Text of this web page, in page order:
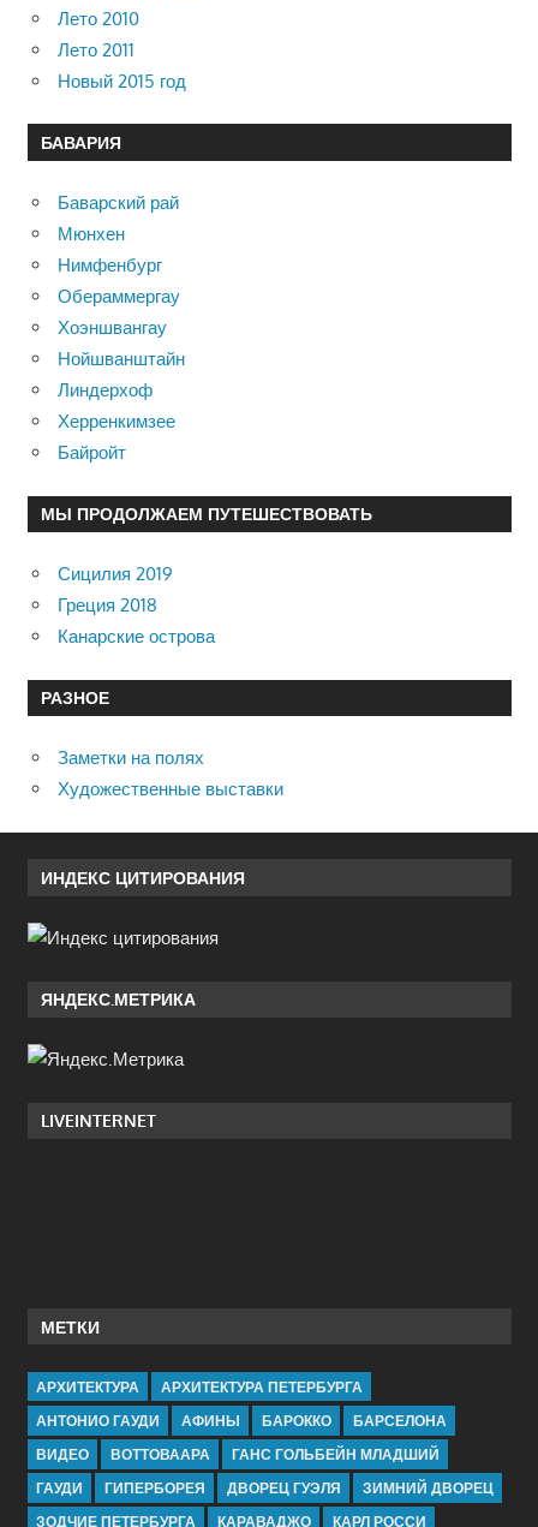
Лето 2010
Лето 2011
Новый 2015 год
БАВАРИЯ
Баварский рай
Мюнхен
Нимфенбург
Обераммергау
Хоэншвангау
Нойшванштайн
Линдерхоф
Херренкимзее
Байройт
МЫ ПРОДОЛЖАЕМ ПУТЕШЕСТВОВАТЬ
Сицилия 2019
Греция 2018
Канарские острова
РАЗНОЕ
Заметки на полях
Художественные выставки
ИНДЕКС ЦИТИРОВАНИЯ
ЯНДЕКС.МЕТРИКА
LIVEINTERNET
МЕТКИ
АРХИТЕКТУРА
АРХИТЕКТУРА ПЕТЕРБУРГА
АНТОНИО ГАУДИ
АФИНЫ БАРОККО
БАРСЕЛОНА
ВИДЕО
ВОТТОВААРА
ГАНС ГОЛЬБЕЙН МЛАДШИЙ
ГАУДИ
ГИПЕРБОРЕЯ ДВОРЕЦ ГУЭЛЯ
ЗИМНИЙ ДВОРЕЦ
ЗОДЧИЕ ПЕТЕРБУРГА
КАРАВАДЖО КАРЛ РОССИ